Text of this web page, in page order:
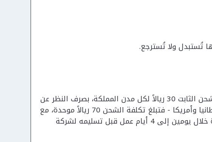
يتحول الشحن داخل السعودية لمجاني تلقائياً عند تجاوز الطلب 599 ريال، وإلا فرسم الشحن الثابت 30 ريالاً لكل مدن المملكة، بصرف النظر عن
الوجهة. أما خارج السعودية - إلى الإمارات والكويت والبحرين وعمان وقطر والأردن وبريطانيا وأمريكا - فتبلغ تكلفة الشحن 70 ريالاً موحدة، مع
مدة توصيل تمتد من 5 إلى 15 يوماً حسب الوجهة والجمارك المحلية. يُجهَّز الطلب عادة خلال يومين إلى 4 أيام عمل قبل تسليمه لشركة